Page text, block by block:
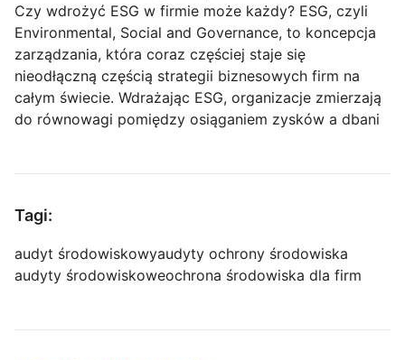
Czy wdrożyć ESG w firmie może każdy? ESG, czyli
Environmental, Social and Governance, to koncepcja
zarządzania, która coraz częściej staje się
nieodłączną częścią strategii biznesowych firm na
całym świecie. Wdrażając ESG, organizacje zmierzają
do równowagi pomiędzy osiąganiem zysków a dbani
Tagi:
audyt środowiskowyaudyty ochrony środowiska
audyty środowiskoweochrona środowiska dla firm